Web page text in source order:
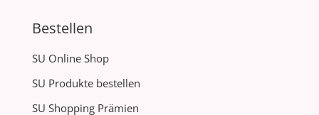
Bestellen
SU Online Shop
SU Produkte bestellen
SU Shopping Prämien